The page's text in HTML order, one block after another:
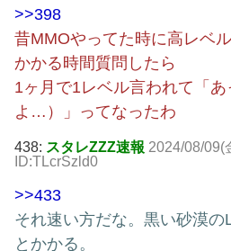
>>398
昔MMOやってた時に高レベ
かかる時間質問したら
1ヶ月で1レベル言われて「あ
よ…）」ってなったわ
438: スタレZZZ速報 2024/08/09(
ID:TLcrSzld0
>>433
それ速い方だな。黒い砂漠の
とかかる。